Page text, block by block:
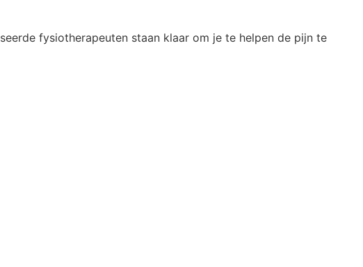
fysiotherapeuten staan klaar om je te helpen de pijn te